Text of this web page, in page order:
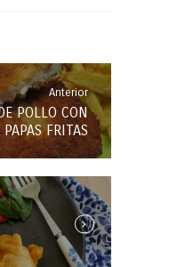
AnteriorAnterior
Entrada:
POLLO CON
PAPAS FRITAS